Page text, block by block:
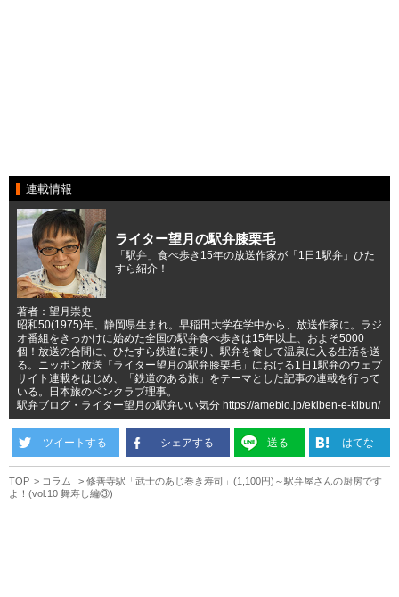
連載情報
ライター望月の駅弁膝栗毛
「駅弁」食べ歩き15年の放送作家が「1日1駅弁」ひた
すら紹介！
著者：望月崇史
昭和50(1975)年、静岡県生まれ。早稲田大学在学中から、放送作家に。ラジ
オ番組をきっかけに始めた全国の駅弁食べ歩きは15年以上、およそ5000
個！放送の合間に、ひたすら鉄道に乗り、駅弁を食して温泉に入る生活を送
る。ニッポン放送「ライター望月の駅弁膝栗毛」における1日1駅弁のウェブ
サイト連載をはじめ、「鉄道のある旅」をテーマとした記事の連載を行って
いる。日本旅のペンクラブ理事。
駅弁ブログ・ライター望月の駅弁いい気分 https://ameblo.jp/ekiben-e-kibun/
ツイートする シェアする 送る はてな
TOP コラム
修善寺駅「武士のあじ巻き寿司」(1,100円)～駅弁屋さんの厨房です
よ！(vol.10 舞寿し編③)